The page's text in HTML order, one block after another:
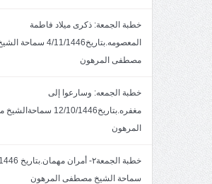
خطبة الجمعة: ذكرى ميلاد فاطمة
المعصومه.بتاريخ4/11/1446 سماحة
مصطفى المرهون
خطبة الجمعه: وسارعوا إلى
مغفره.بتاريخ12/10/1446
المرهون
خطبة الجمعة٢-
سماحة الشيخ مصطفى المرهون